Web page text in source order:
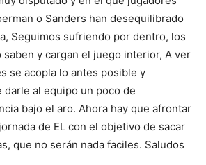
o Sanders han desequilibrado
Seguimos sufriendo por dentro, los
saben y cargan el juego interior, A ver
se acopla lo antes posible y
darle al equipo un poco de
bajo el aro. Ahora hay que afrontar
de EL con el objetivo de sacar
que no serán nada faciles. Saludos